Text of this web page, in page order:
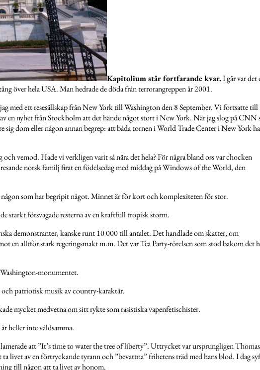
Kapitolium står fortfarande kvar.I går var det
över hela USA. Man hedrade de döda från terrorangreppen år 2001.
med ett resesällskap från New York till Washington den 8 September. Vi fortsatte till
en nyhet från Stockholm att det hände något stort i New York. När jag slog på CNN
dom eller någon annan begrep: att båda tornen i World Trade Center i New York
vemod. Hade vi verkligen varit så nära det hela? För några bland oss var chocken
norsk familj firat en födelsedag med middag på Windows of the World, den
någon som har begripit något. Minnet är för kort och komplexiteten för stor.
starkt försvagade resterna av en kraftfull tropisk storm.
demonstranter, kanske runt 10 000 till antalet. Det handlade om skatter, om
en alltför stark regeringsmakt m.m. Det var Tea Party-rörelsen som stod bakom det
monumentet.
och patriotisk musik av country-karaktär.
mycket medvetna om sitt rykte som rasistiska vapenfetischister.
heller inte våldsamma.
att ”It’s time to water the tree of liberty”. Uttrycket var ursprungligen Thomas
livet av en förtryckande tyrann och ”bevattna” frihetens träd med hans blod. I dag
till någon att ta livet av honom.